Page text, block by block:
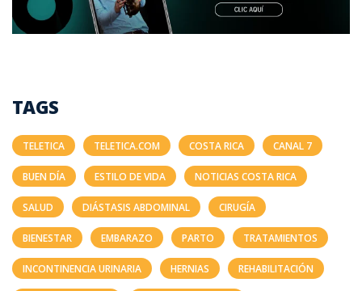
TAGS
TELETICA TELETICA.COM COSTA RICA CANAL 7
BUEN DÍA ESTILO DE VIDA NOTICIAS COSTA RICA
SALUD DIÁSTASIS ABDOMINAL CIRUGÍA
BIENESTAR EMBARAZO PARTO TRATAMIENTOS
INCONTINENCIA URINARIA HERNIAS REHABILITACIÓN